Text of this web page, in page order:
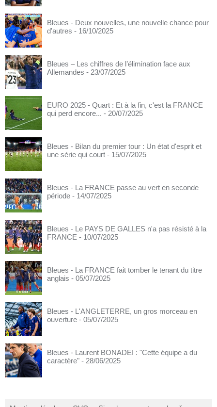
Bleues - Deux nouvelles, une nouvelle chance pour
d'autres - 16/10/2025
Bleues – Les chiffres de l’élimination face aux
Allemandes - 23/07/2025
EURO 2025 - Quart : Et à la fin, c'est la FRANCE
qui perd encore... - 20/07/2025
Bleues - Bilan du premier tour : Un état d'esprit et
une série qui court - 15/07/2025
Bleues - La FRANCE passe au vert en seconde
période - 14/07/2025
Bleues - Le PAYS DE GALLES n'a pas résisté à la
FRANCE - 10/07/2025
Bleues - La FRANCE fait tomber le tenant du titre
anglais - 05/07/2025
Bleues - L'ANGLETERRE, un gros morceau en
ouverture - 05/07/2025
Bleues - Laurent BONADEI : "Cette équipe a du
caractère" - 28/06/2025